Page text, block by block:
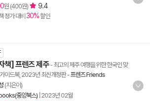
원 (400원) 9.4
정가 대비 30%할인
책] 프렌즈 제주- 최고의 제주 여행을 위한 한국인 맞
이드북, 2023년 최신개정판-프렌즈 Friends
(지은이)
중앙북스) 2023년 02월